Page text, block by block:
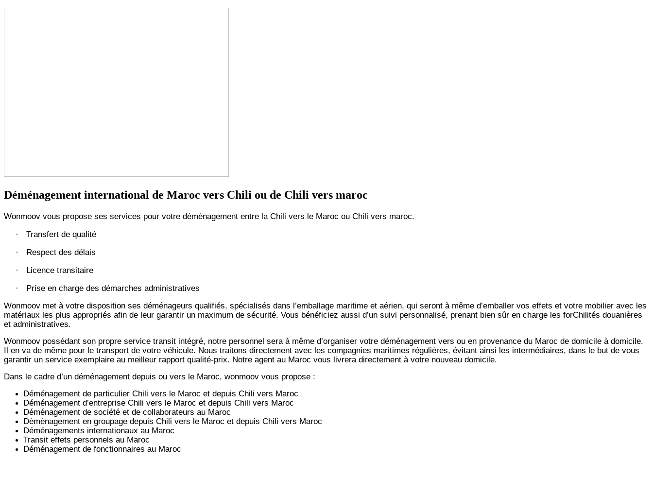
Déménagement international de Maroc vers Chili ou de Chili vers maroc
Wonmoov vous propose ses services pour votre déménagement entre la Chili vers le Maroc ou Chili vers maroc.
· Transfert de qualité
· Respect des délais
· Licence transitaire
·
Prise en charge des démarches administratives
Wonmoov met à votre disposition ses déménageurs qualifiés, spécialisés dans l’emballage maritime et aérien, qui seront à même d’emballer vos effets et votre mobilier avec les
matériaux les plus appropriés afin de leur garantir un maximum de sécurité. Vous bénéficiez aussi d’un suivi personnalisé, prenant bien sûr en charge les forChilités douanières
et administratives.
Wonmoov possédant son propre service transit intégré, notre personnel sera à même d’organiser votre déménagement vers ou en provenance du Maroc de domicile à domicile.
Il en va de même pour le transport de votre véhicule. Nous traitons directement avec les compagnies maritimes régulières, évitant ainsi les intermédiaires, dans le but de vous
garantir un service exemplaire au meilleur rapport qualité-prix. Notre agent au Maroc vous livrera directement à votre nouveau domicile.
Dans le cadre d’un déménagement depuis ou vers le Maroc, wonmoov vous propose :
Déménagement de particulier Chili vers le Maroc et depuis Chili vers Maroc
Déménagement d’entreprise Chili vers le Maroc et depuis Chili vers Maroc
Déménagement de société et de collaborateurs au Maroc
Déménagement en groupage depuis Chili vers le Maroc et depuis Chili vers Maroc
Déménagements internationaux au Maroc
Transit effets personnels au Maroc
Déménagement de fonctionnaires au Maroc